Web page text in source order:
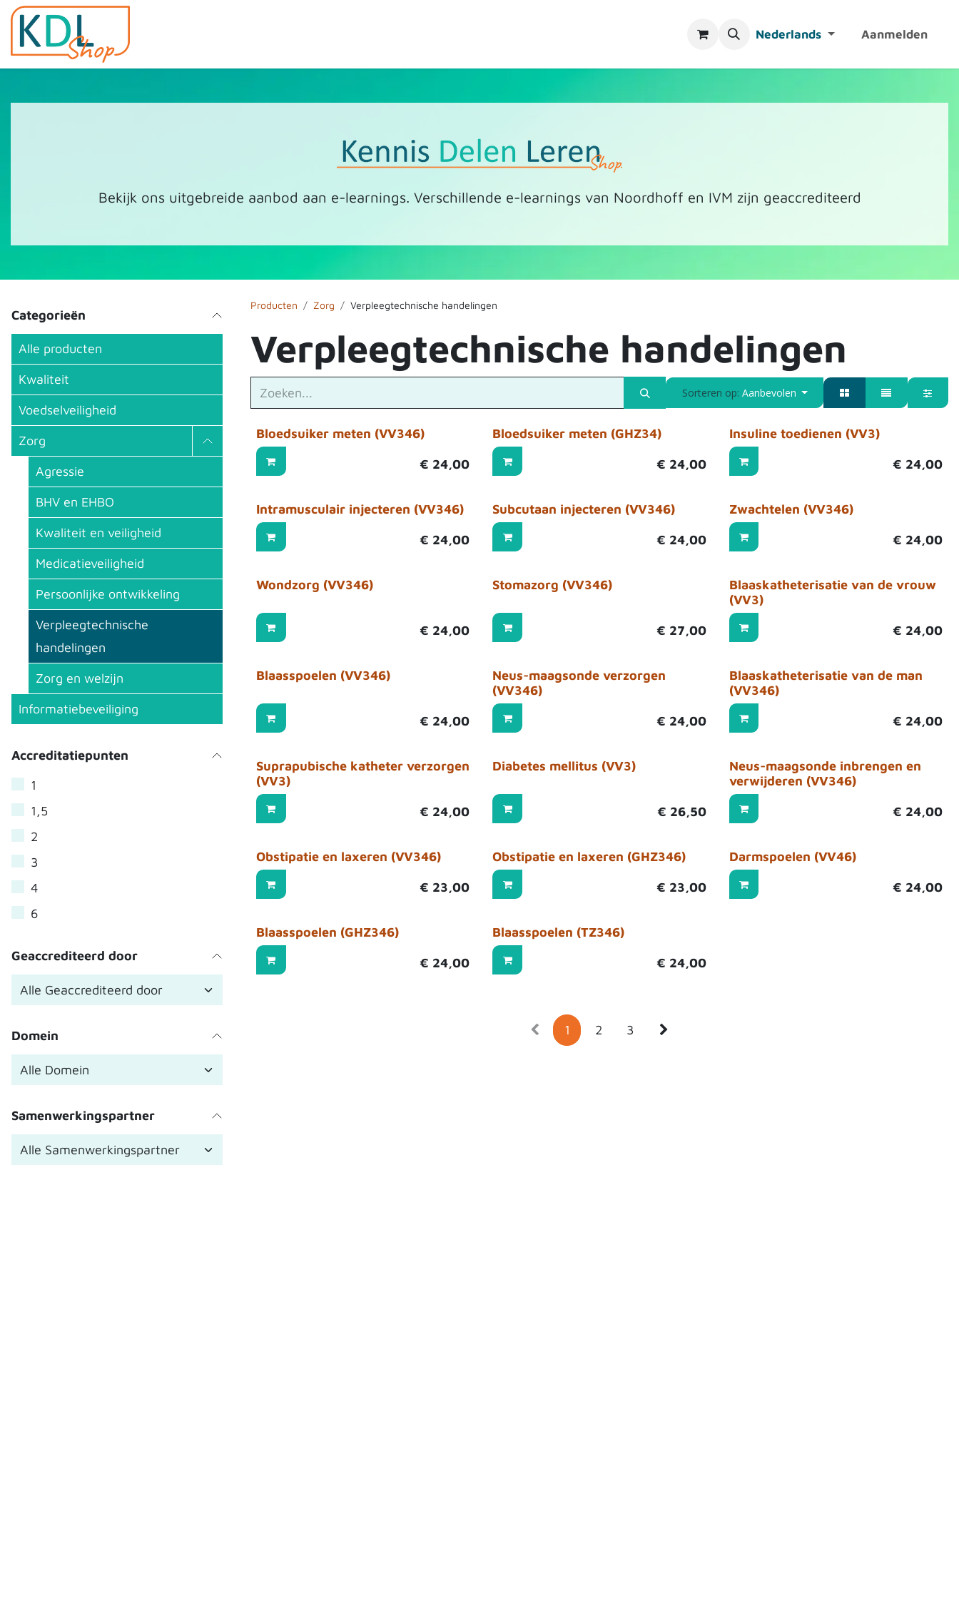
Overslaan naar inhoud
Nederlands Aanmelden
Bekijk ons uitgebreide aanbod aan e-learnings. Verschillende e-learnings van Noordhoff en IVM zijn geaccrediteerd
Categorieën
Alle producten
Kwaliteit
Voedselveiligheid
Zorg
Agressie
BHV en EHBO
Kwaliteit en veiligheid
Medicatieveiligheid
Persoonlijke ontwikkeling
Verpleegtechnische
handelingen
Zorg en welzijn
Informatiebeveiliging
Accreditatiepunten
1
1,5
2
3
4
6
Geaccrediteerd door
Domein
Samenwerkingspartner
Producten Zorg Verpleegtechnische handelingen
Verpleegtechnische handelingen
Sorteren op: Aanbevolen
Bloedsuiker meten (VV346)
€ 24,00
Bloedsuiker meten (GHZ34)
€ 24,00
Insuline toedienen (VV3)
€ 24,00
Intramusculair injecteren (VV346)
€ 24,00
Subcutaan injecteren (VV346)
€ 24,00
Zwachtelen (VV346)
€ 24,00
Wondzorg (VV346)
€ 24,00
Stomazorg (VV346)
€ 27,00
Blaaskatheterisatie van de vrouw
(VV3)
€ 24,00
Blaasspoelen (VV346)
€ 24,00
Neus-maagsonde verzorgen
(VV346)
€ 24,00
Blaaskatheterisatie van de man
(VV346)
€ 24,00
Suprapubische katheter verzorgen
(VV3)
€ 24,00
Diabetes mellitus (VV3)
€ 26,50
Neus-maagsonde inbrengen en
verwijderen (VV346)
€ 24,00
Obstipatie en laxeren (VV346)
€ 23,00
Obstipatie en laxeren (GHZ346)
€ 23,00
Darmspoelen (VV46)
€ 24,00
Blaasspoelen (GHZ346)
€ 24,00
Blaasspoelen (TZ346)
€ 24,00
1 2 3